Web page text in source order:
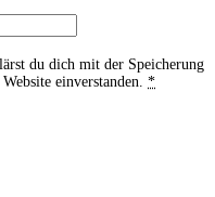
du dich mit der Speicherung
einverstanden. *